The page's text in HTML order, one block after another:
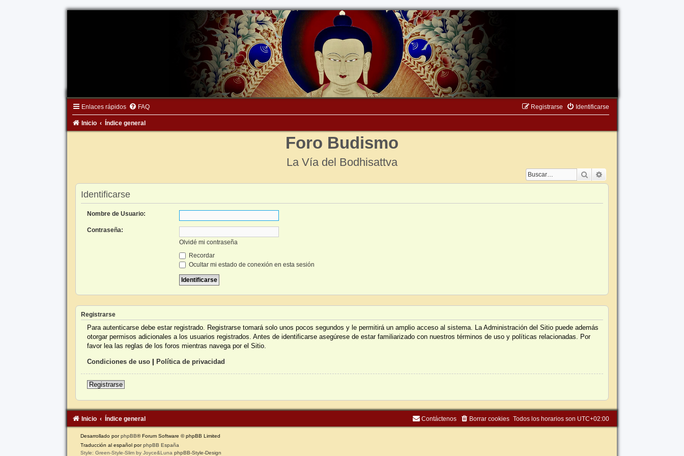
Enlaces rápidos FAQ Identificarse
Registrarse
Inicio Índice general
Foro Budismo
La Vía del Bodhisattva
Buscar
Identificarse
Nombre de Usuario:
Contraseña:
Olvidé mi contraseña
Recordar
Ocultar mi estado de conexión en esta sesión
Registrarse
Para autenticarse debe estar registrado. Registrarse tomará solo unos pocos segundos y le permitirá un amplio acceso al sistema. La Administración del Sitio puede además
otorgar permisos adicionales a los usuarios registrados. Antes de identificarse asegúrese de estar familiarizado con nuestros términos de uso y políticas relacionadas. Por
favor lea las reglas de los foros mientras navega por el Sitio.
Condiciones de uso| Política de privacidad
Registrarse
Inicio Índice general Todos los horarios son UTC+02:00
Borrar cookies
Contáctenos
Desarrollado porphpBB® Forum Software © phpBB Limited
Traducción al español porphpBB España
Style: Green-Style-Slim by Joyce&Luna phpBB-Style-Design